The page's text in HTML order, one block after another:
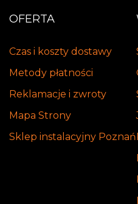
OFERTA
Czas i koszty dostawy
Metody płatności
Reklamacje i zwroty
Mapa Strony
Sklep instalacyjny Poznań